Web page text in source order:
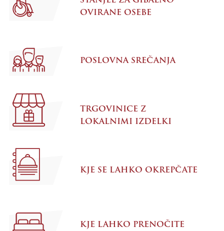
OVIRANE OSEBE
POSLOVNA SREČANJA
TRGOVINICE Z
LOKALNIMI IZDELKI
KJE SE LAHKO OKREPČATE
KJE LAHKO PRENOČITE